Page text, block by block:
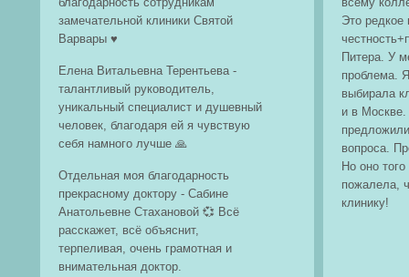
замечательной клиники Святой
Варвары ♥️
Елена Витальевна Терентьева -
талантливый руководитель,
уникальный специалист и душевный
человек, благодаря ей я чувствую
себя намного лучше 🙏
Отдельная моя благодарность
прекрасному доктору - Сабине
Анатольевне Стахановой 💞 Всё
расскажет, всё объяснит,
терпеливая, очень грамотная и
внимательная доктор.
Это редкое
Питера. У
проблема.
выбирала
и в
вопроса.
Но оно
пожалела,
клинику!